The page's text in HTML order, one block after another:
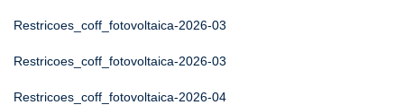
Restricoes_coff_fotovoltaica-2026-03
Restricoes_coff_fotovoltaica-2026-03
Restricoes_coff_fotovoltaica-2026-04